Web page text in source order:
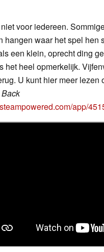
voor iedereen.
hangen waar het spel hen
een klein, oprecht ding
het heel opmerkelijk.
U kunt hier meer lezen
app/